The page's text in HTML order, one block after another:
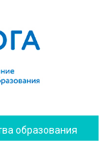
образования